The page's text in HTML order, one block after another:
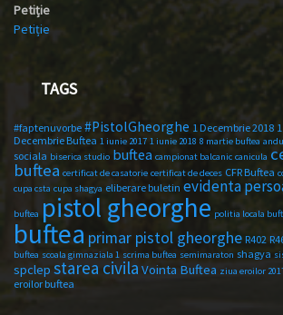
Petiție
Petiție
TAGS
#faptenuvorbe #PistolGheorghe 1 Decembrie 2018
Decembrie Buftea 1 iunie 2017 1 iunie 2018 8 martie buftea
sociala biserica studio buftea campionat balcanic canicula
buftea certificat de casatorie certificat de deces CFR Buftea
cupa csta cupa shagya eliberare buletin evidenta
buftea pistol gheorghe politia locala
buftea primar pistol gheorghe R402
buftea scoala gimnaziala 1 scrima buftea semimaraton shagya
spclep starea civila Vointa Buftea ziua eroilor
eroilor buftea